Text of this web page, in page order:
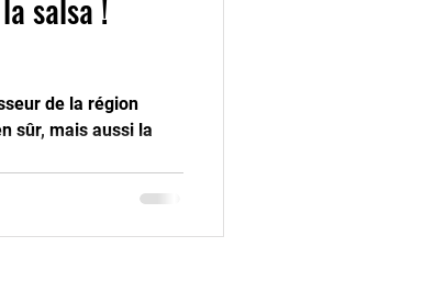
salsa !
de la région
sûr, mais aussi la